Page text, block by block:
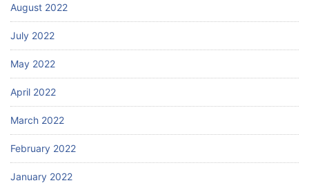
August 2022
July 2022
May 2022
April 2022
March 2022
February 2022
January 2022